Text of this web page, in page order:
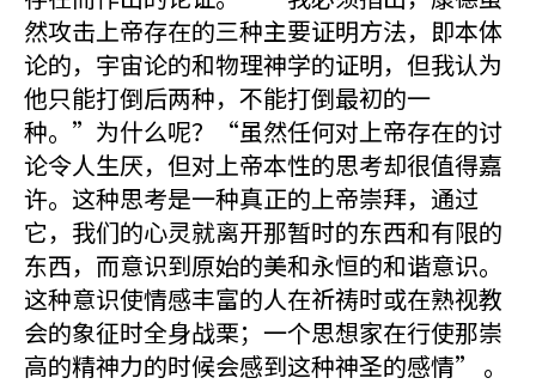
然攻击上帝存在的三种主要证明方法，即本体
论的，宇宙论的和物理神学的证明，但我认为
他只能打倒后两种，不能打倒最初的一
种。”为什么呢？“虽然任何对上帝存在的讨
论令人生厌，但对上帝本性的思考却很值得嘉
许。这种思考是一种真正的上帝崇拜，通过
它，我们的心灵就离开那暂时的东西和有限的
东西，而意识到原始的美和永恒的和谐意识。
这种意识使情感丰富的人在祈祷时或在熟视教
会的象征时全身战栗；一个思想家在行使那崇
高的精神力的时候会感到这种神圣的感情” 。